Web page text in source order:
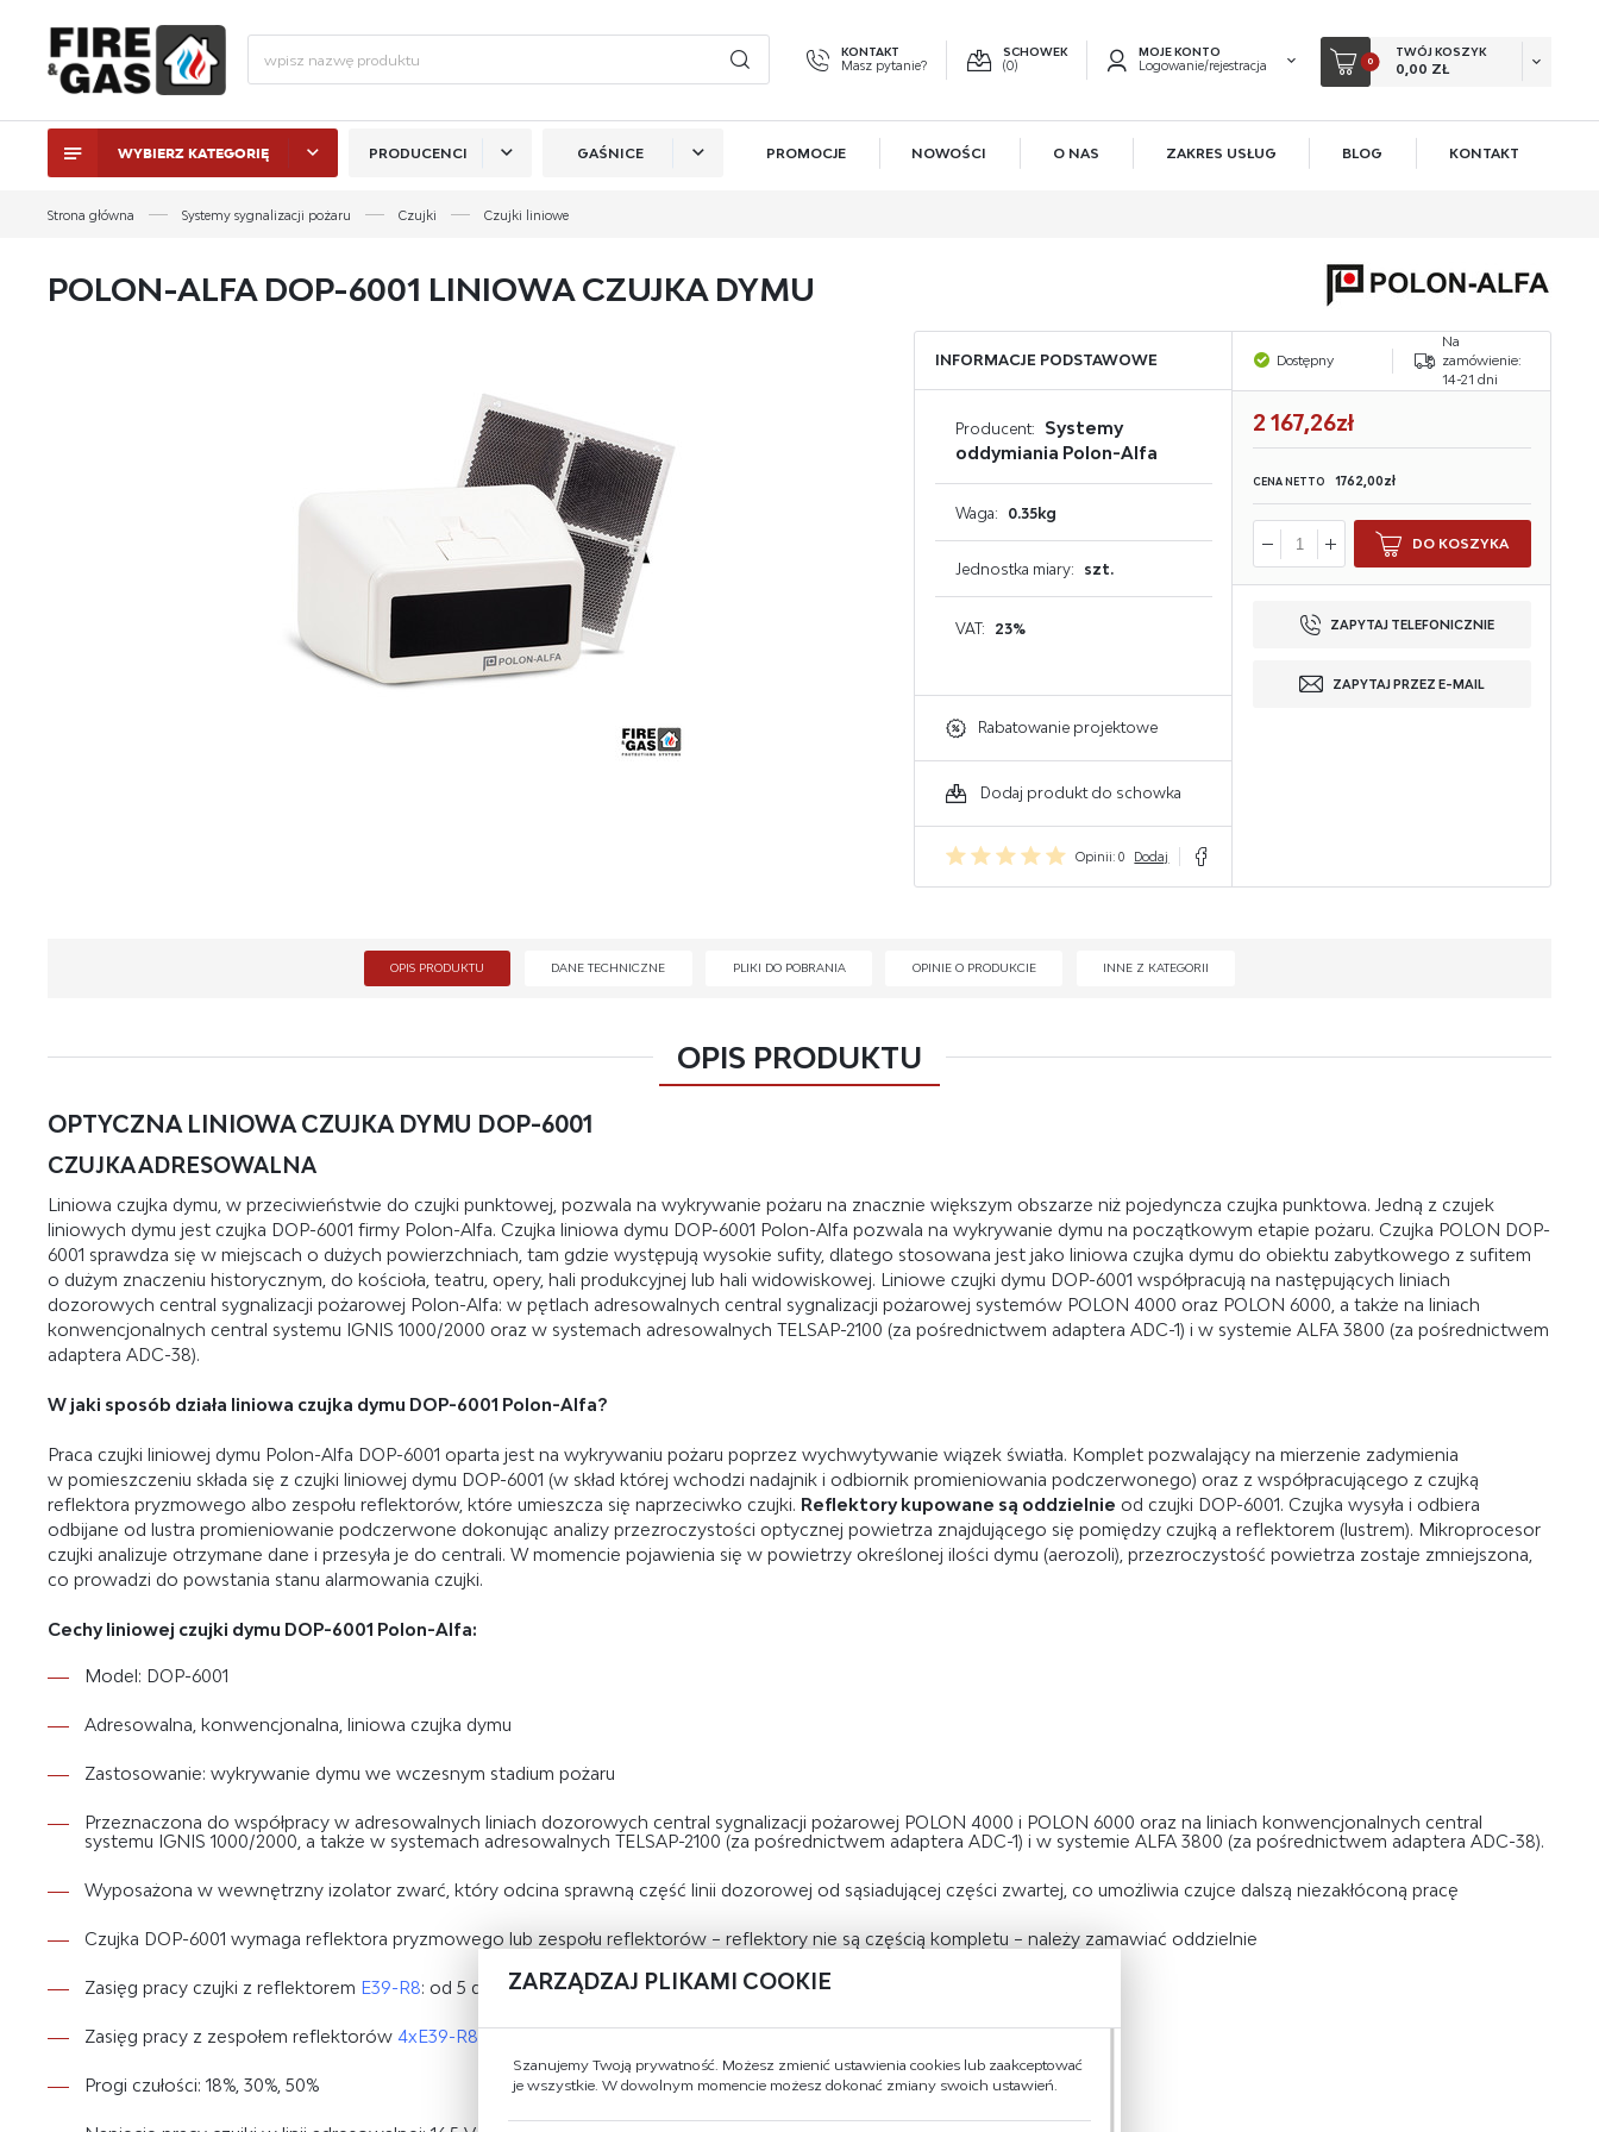
KONTAKT
Masz pytanie?
SCHOWEK
(0)
MOJE KONTO
Logowanie/rejestracja
ZALOGUJ SIĘ
brak konieczności wprowadzania swoich danych przy kolejnych zakupach
0
TWÓJ KOSZYK
0,00 ZŁ
WYBIERZ KATEGORIĘ PRODUCENCI GAŚNICE
GAŚNICE DO KUCHNI
GAŚNICE DO SAMOCHODU
GAŚNICE DO GARAŻU
GAŚNICE DO KOMPUTERA
GAŚNICE DO ELEKTRONIKI
GAŚNICE DO WARSZTATU
PROMOCJE NOWOŚCI O NAS ZAKRES USŁUG BLOG KONTAKT
Strona główna Systemy sygnalizacji pożaru Czujki Czujki liniowe
POLON-ALFA DOP-6001 LINIOWA CZUJKA DYMU
INFORMACJE PODSTAWOWE
Producent:
Systemy
oddymiania Polon-Alfa
Waga: 0.35kg
Jednostka miary: szt.
VAT: 23%
Rabatowanie projektowe
Dodaj produkt do schowka
Opinii: 0 Dodaj
Dostępny
Na
zamówienie:
14-21 dni
2 167,26zł
CENA NETTO 1762,00zł
DO KOSZYKA
ZAPYTAJ TELEFONICZNIE
ZAPYTAJ PRZEZ E-MAIL
OPIS PRODUKTU DANE TECHNICZNE PLIKI DO POBRANIA OPINIE O PRODUKCIE INNE Z KATEGORII
OPIS PRODUKTU
OPTYCZNA LINIOWA CZUJKA DYMU DOP-6001
CZUJKA ADRESOWALNA
Liniowa czujka dymu, w przeciwieństwie do czujki punktowej, pozwala na wykrywanie pożaru na znacznie większym obszarze niż pojedyncza czujka punktowa. Jedną z czujek
liniowych dymu jest czujka DOP-6001 firmy Polon-Alfa. Czujka liniowa dymu DOP-6001 Polon-Alfa pozwala na wykrywanie dymu na początkowym etapie pożaru. Czujka POLON DOP-
6001 sprawdza się w miejscach o dużych powierzchniach, tam gdzie występują wysokie sufity, dlatego stosowana jest jako liniowa czujka dymu do obiektu zabytkowego z sufitem
o dużym znaczeniu historycznym, do kościoła, teatru, opery, hali produkcyjnej lub hali widowiskowej. Liniowe czujki dymu DOP-6001 współpracują na następujących liniach
dozorowych central sygnalizacji pożarowej Polon-Alfa: w pętlach adresowalnych central sygnalizacji pożarowej systemów POLON 4000 oraz POLON 6000, a także na liniach
konwencjonalnych central systemu IGNIS 1000/2000 oraz w systemach adresowalnych TELSAP-2100 (za pośrednictwem adaptera ADC-1) i w systemie ALFA 3800 (za pośrednictwem
adaptera ADC-38).
W jaki sposób działa liniowa czujka dymu DOP-6001 Polon-Alfa?
Praca czujki liniowej dymu Polon-Alfa DOP-6001 oparta jest na wykrywaniu pożaru poprzez wychwytywanie wiązek światła. Komplet pozwalający na mierzenie zadymienia
w pomieszczeniu składa się z czujki liniowej dymu DOP-6001 (w skład której wchodzi nadajnik i odbiornik promieniowania podczerwonego) oraz z współpracującego z czujką
reflektora pryzmowego albo zespołu reflektorów, które umieszcza się naprzeciwko czujki. Reflektory kupowane są oddzielnie od czujki DOP-6001. Czujka wysyła i odbiera
odbijane od lustra promieniowanie podczerwone dokonując analizy przezroczystości optycznej powietrza znajdującego się pomiędzy czujką a reflektorem (lustrem). Mikroprocesor
czujki analizuje otrzymane dane i przesyła je do centrali. W momencie pojawienia się w powietrzy określonej ilości dymu (aerozoli), przezroczystość powietrza zostaje zmniejszona,
co prowadzi do powstania stanu alarmowania czujki.
Cechy liniowej czujki dymu DOP-6001 Polon-Alfa:
Model: DOP-6001
Adresowalna, konwencjonalna, liniowa czujka dymu
Zastosowanie: wykrywanie dymu we wczesnym stadium pożaru
Przeznaczona do współpracy w adresowalnych liniach dozorowych central sygnalizacji pożarowej POLON 4000 i POLON 6000 oraz na liniach konwencjonalnych central
systemu IGNIS 1000/2000, a także w systemach adresowalnych TELSAP-2100 (za pośrednictwem adaptera ADC-1) i w systemie ALFA 3800 (za pośrednictwem adaptera ADC-38).
Wyposażona w wewnętrzny izolator zwarć, który odcina sprawną część linii dozorowej od sąsiadującej części zwartej, co umożliwia czujce dalszą niezakłóconą pracę
Czujka DOP-6001 wymaga reflektora pryzmowego lub zespołu reflektorów – reflektory nie są częścią kompletu – należy zamawiać oddzielnie
Zasięg pracy czujki z reflektorem E39-R8: od 5 do 50 m
Zasięg pracy z zespołem reflektorów 4xE39-R8
Progi czułości: 18%, 30%, 50%
ZARZĄDZAJ PLIKAMI COOKIE
Szanujemy Twoją prywatność. Możesz zmienić ustawienia cookies lub zaakceptować
je wszystkie. W dowolnym momencie możesz dokonać zmiany swoich ustawień.